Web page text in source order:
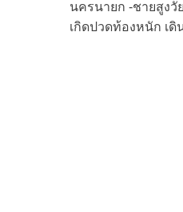
นครนายก -ชายสูงวั
เกิดปวดท้องหนัก เดิ